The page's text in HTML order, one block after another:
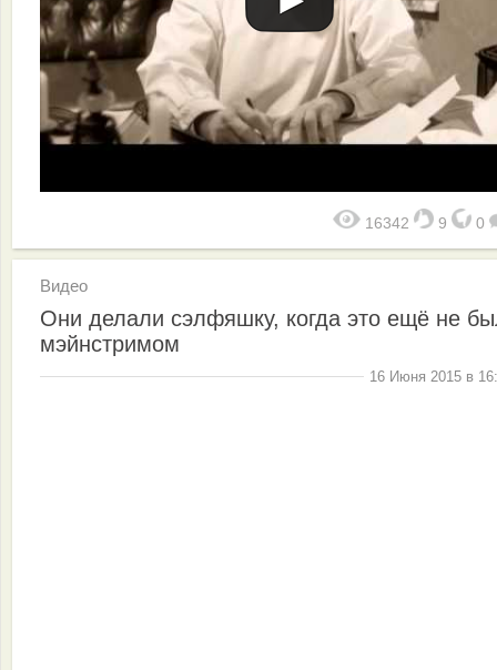
16342 9 0
Видео
Они делали сэлфяшку, когда это ещё не
мэйнстримом
16 Июня 2015 в